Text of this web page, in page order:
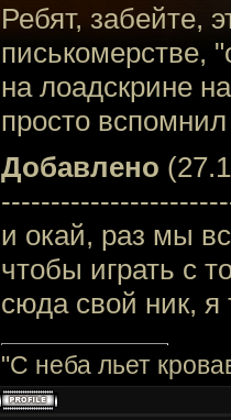
Ребят, забейте,
писькомерстве,
на лоадскрине
просто вспомнил
Добавлено
и окай, раз мы
чтобы играть с
сюда свой ник, я
"C неба льет